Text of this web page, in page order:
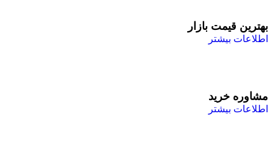
بهترین قیمت بازار
اطلاعات بیشتر
مشاوره خرید
اطلاعات بیشتر